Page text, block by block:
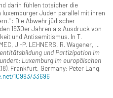
darin fühlen totsicher die
luxemburger Juden parallel mit ihren
: Die Abwehr jüdischer
1930er Jahren als Ausdruck von
und Antisemitismus. In T.
J.-P. LEHNERS, R. Wagener, ...
und Partizipation im
Luxemburg im europäischen
Frankfurt, Germany: Peter Lang.
10993/33696